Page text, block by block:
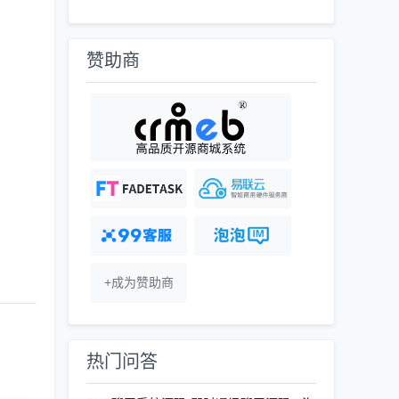
赞助商
+成为赞助商
热门问答